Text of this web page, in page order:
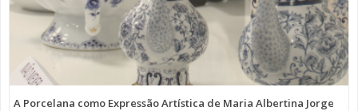
A Porcelana como Expressão Artística de Maria Albertina Jorge